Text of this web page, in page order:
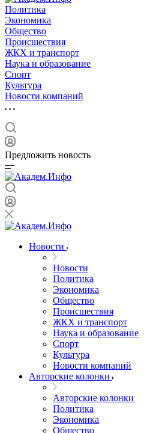
Политика
Экономика
Общество
Происшествия
ЖКХ и транспорт
Наука и образование
Спорт
Культура
Новости компаний
Предложить новость
Новости
Новости
Политика
Экономика
Общество
Происшествия
ЖКХ и транспорт
Наука и образование
Спорт
Культура
Новости компаний
Авторские колонки
Авторские колонки
Политика
Экономика
Общество